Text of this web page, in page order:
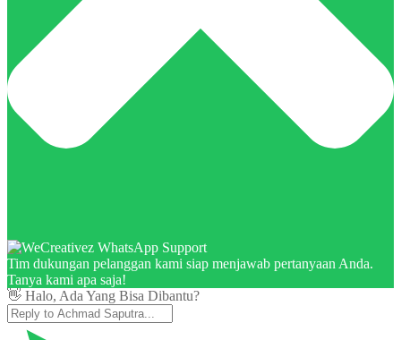
Tim dukungan pelanggan kami siap menjawab pertanyaan Anda.
Tanya kami apa saja!
👋 Halo, Ada Yang Bisa Dibantu?